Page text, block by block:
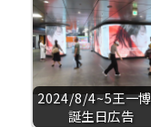
2024/8/4~5王一
誕生日広告